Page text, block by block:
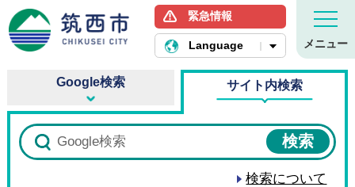
筑西市ホームページ
緊急情報
Language メニュー
Google検索 サイト内検索
検索について